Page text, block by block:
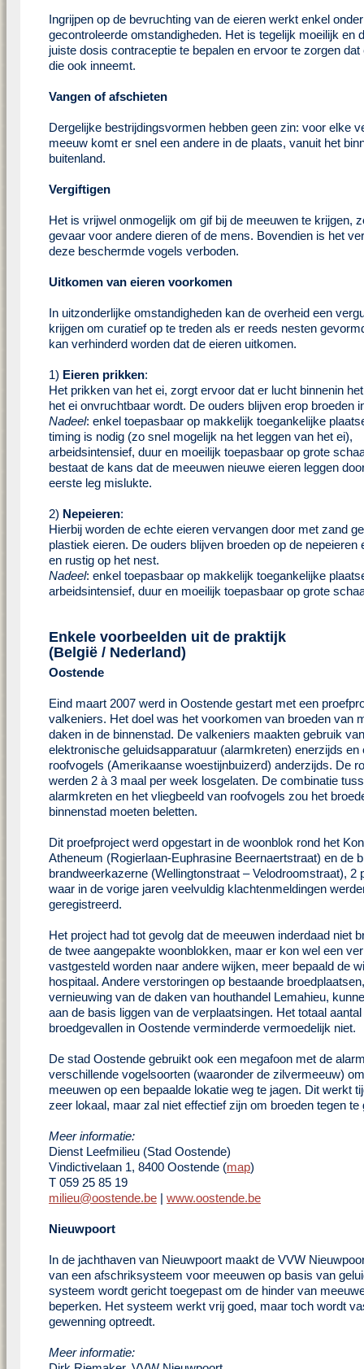
Ingrijpen op de bevruchting van de eieren werkt enkel
gecontroleerde omstandigheden. Het is tegelijk moeilijk en
juiste dosis contraceptie te bepalen en ervoor te zorgen dat
die ook inneemt.
Vangen of afschieten
Dergelijke bestrijdingsvormen hebben geen zin: voor elke
meeuw komt er snel een andere in de plaats, vanuit het
buitenland.
Vergiftigen
Het is vrijwel onmogelijk om gif bij de meeuwen te krijgen,
gevaar voor andere dieren of de mens. Bovendien is het
deze beschermde vogels verboden.
Uitkomen van eieren voorkomen
In uitzonderlijke omstandigheden kan de overheid een
krijgen om curatief op te treden als er reeds nesten
kan verhinderd worden dat de eieren uitkomen.
1) Eieren prikken:
Het prikken van het ei, zorgt ervoor dat er lucht binnenin
het ei onvruchtbaar wordt. De ouders blijven erop broeden
Nadeel: enkel toepasbaar op makkelijk toegankelijke
timing is nodig (zo snel mogelijk na het leggen van het ei),
arbeidsintensief, duur en moeilijk toepasbaar op grote
bestaat de kans dat de meeuwen nieuwe eieren leggen
eerste leg mislukte.
2) Nepeieren:
Hierbij worden de echte eieren vervangen door met zand
plastiek eieren. De ouders blijven broeden op de nepeieren
en rustig op het nest.
Nadeel: enkel toepasbaar op makkelijk toegankelijke
arbeidsintensief, duur en moeilijk toepasbaar op grote
Enkele voorbeelden uit de praktijk
(België / Nederland)
Oostende
Eind maart 2007 werd in Oostende gestart met een
valkeniers. Het doel was het voorkomen van broeden van
daken in de binnenstad. De valkeniers maakten gebruik van
elektronische geluidsapparatuur (alarmkreten) enerzijds en
roofvogels (Amerikaanse woestijnbuizerd) anderzijds. De
werden 2 à 3 maal per week losgelaten. De combinatie
alarmkreten en het vliegbeeld van roofvogels zou het
binnenstad moeten beletten.
Dit proefproject werd opgestart in de woonblok rond het
Atheneum (Rogierlaan-Euphrasine Beernaertstraat) en de
brandweerkazerne (Wellingtonstraat – Velodroomstraat), 2
waar in de vorige jaren veelvuldig klachtenmeldingen
geregistreerd.
Het project had tot gevolg dat de meeuwen inderdaad niet
de twee aangepakte woonblokken, maar er kon wel een
vastgesteld worden naar andere wijken, meer bepaald de
hospitaal. Andere verstoringen op bestaande
vernieuwing van de daken van houthandel Lemahieu,
aan de basis liggen van de verplaatsingen. Het totaal aantal
broedgevallen in Oostende verminderde vermoedelijk niet.
De stad Oostende gebruikt ook een megafoon met de
verschillende vogelsoorten (waaronder de zilvermeeuw)
meeuwen op een bepaalde lokatie weg te jagen. Dit werkt
zeer lokaal, maar zal niet effectief zijn om broeden tegen te
Meer informatie:
Dienst Leefmilieu (Stad Oostende)
Vindictivelaan 1, 8400 Oostende (map)
T 059 25 85 19
milieu@oostende.be | www.oostende.be
Nieuwpoort
In de jachthaven van Nieuwpoort maakt de VVW
van een afschriksysteem voor meeuwen op basis van
systeem wordt gericht toegepast om de hinder van
beperken. Het systeem werkt vrij goed, maar toch wordt
gewenning optreedt.
Meer informatie: